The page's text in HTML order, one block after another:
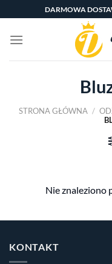
to
content
DARMOWA
STRONA GŁÓWNA /
Nie znaleziono
KONTAKT